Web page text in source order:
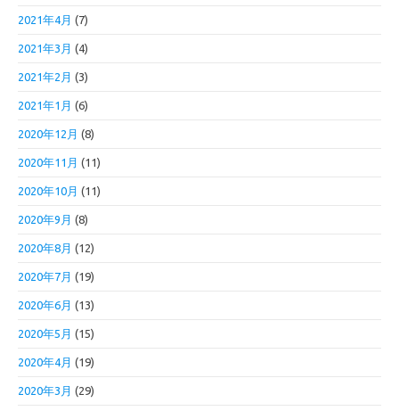
2021年4月 (7)
2021年3月 (4)
2021年2月 (3)
2021年1月 (6)
2020年12月 (8)
2020年11月 (11)
2020年10月 (11)
2020年9月 (8)
2020年8月 (12)
2020年7月 (19)
2020年6月 (13)
2020年5月 (15)
2020年4月 (19)
2020年3月 (29)